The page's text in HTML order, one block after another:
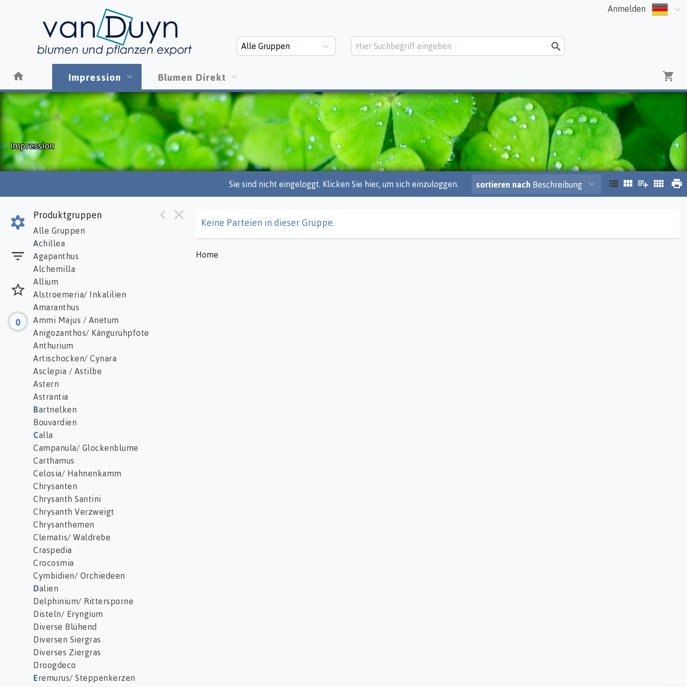
Anmelden
Alle Gruppen
Impression Blumen Direkt
Impression
Sie sind nicht eingeloggt. Klicken Sie hier, um sich einzuloggen. sortieren nach Beschreibung
0
Produktgruppen
Alle Gruppen
Achillea
Agapanthus
Alchemilla
Allium
Alstroemeria/ Inkalilien
Amaranthus
Ammi Majus / Anetum
Anigozanthos/ Känguruhpfote
Anthurium
Artischocken/ Cynara
Asclepia / Astilbe
Astern
Astrantia
Bartnelken
Bouvardien
Calla
Campanula/ Glockenblume
Carthamus
Celosia/ Hahnenkamm
Chrysanten
Chrysanth Santini
Chrysanth Verzweigt
Chrysanthemen
Clematis/ Waldrebe
Craspedia
Crocosmia
Cymbidien/ Orchiedeen
Dalien
Delphinium/ Rittersporne
Disteln/ Eryngium
Diverse Blühend
Diversen Siergras
Diverses Ziergras
Droogdeco
Eremurus/ Steppenkerzen
Keine Parteien in dieser Gruppe.
Home